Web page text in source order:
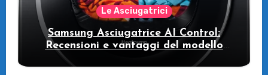
Le Asciugatrici
Samsung Asciugatrice AI Control:
Recensioni e vantaggi del modello